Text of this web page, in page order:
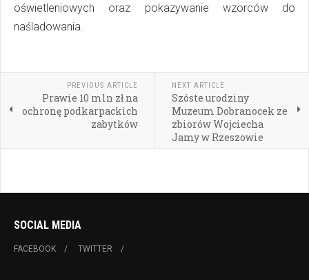
oświetleniowych oraz pokazywanie wzorców do
naśladowania.
PREVIOUS ARTICLE
Prawie 10 mln zł na
ochronę podkarpackich
zabytków
NEXT ARTICLE
Szóste urodziny
Muzeum Dobranocek ze
zbiorów Wojciecha
Jamy w Rzeszowie
SOCIAL MEDIA
FACEBOOK TWITTER